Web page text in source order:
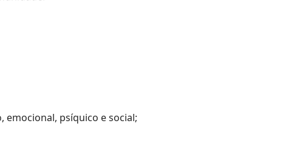
emocional, psíquico e social;